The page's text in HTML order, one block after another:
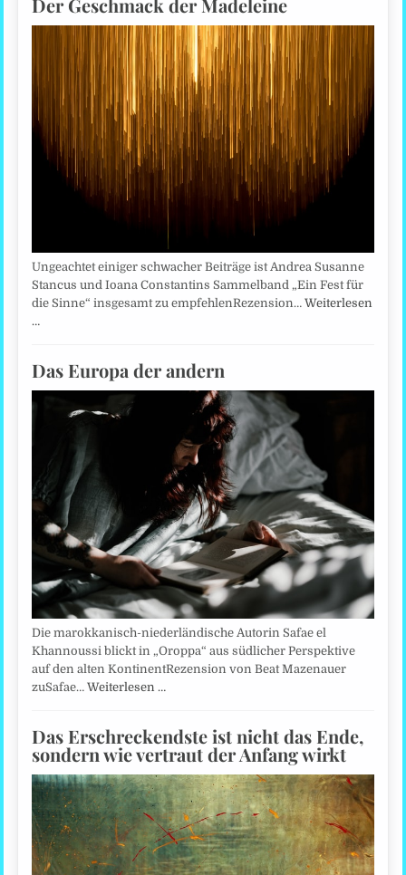
Ungeachtet einiger schwacher Beiträge ist Andrea Susanne
Stancus und Ioana Constantins Sammelband „Ein Fest für
die Sinne“ insgesamt zu empfehlenRezension…Weiterlesen
…
Das Europa der andern
Die marokkanisch-niederländische Autorin Safae el
Khannoussi blickt in „Oroppa“ aus südlicher Perspektive
auf den alten KontinentRezension von Beat Mazenauer
zuSafae…Weiterlesen …
Das Erschreckendste ist nicht das Ende,
sondern wie vertraut der Anfang wirkt